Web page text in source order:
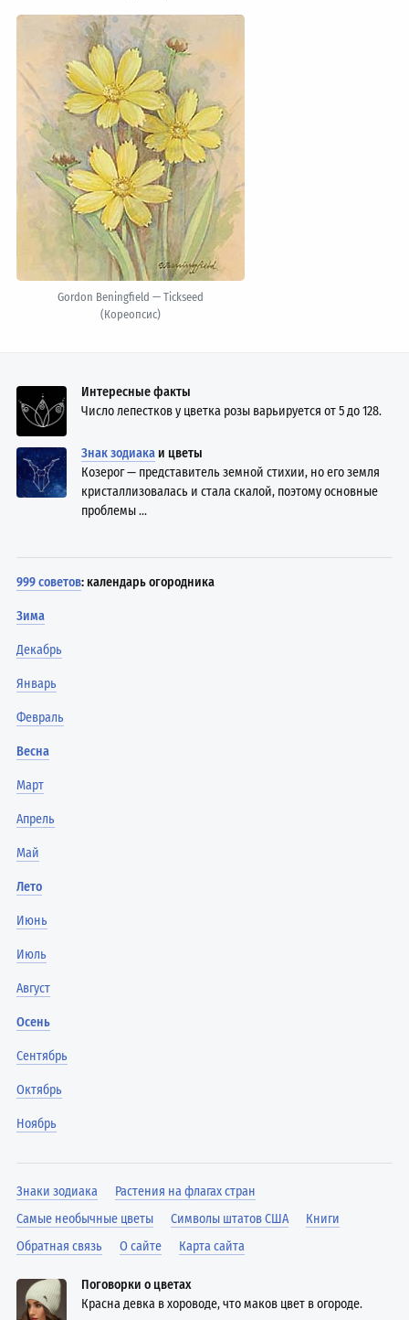
Gordon Beningfield — Tickseed
(Кореопсис)
Интересные факты
Число лепестков у цветка розы варьируется от 5 до 128.
Знак зодиака и цветы
Козерог — представитель земной стихии, но его земля
кристаллизовалась и стала скалой, поэтому основные
проблемы ...
999 советов: календарь огородника
Зима
Декабрь
Январь
Февраль
Весна
Март
Апрель
Май
Лето
Июнь
Июль
Август
Осень
Сентябрь
Октябрь
Ноябрь
Знаки зодиака
Растения на флагах стран
Самые необычные цветы
Символы штатов США
Книги
Обратная связь
О сайте Карта сайта
Поговорки о цветах
Красна девка в хороводе, что маков цвет в огороде.